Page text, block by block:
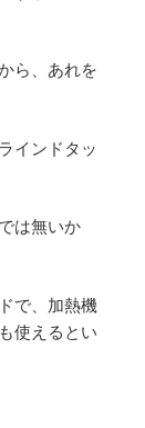
ら、あれを
インドタッ
は無いか
で、加熱機
使えるとい